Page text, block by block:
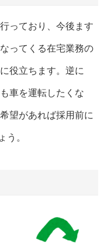
っており、今後ます
ってくる在宅業務の
役立ちます。逆に
も車を運転したくな
望があれば採用前に
う。